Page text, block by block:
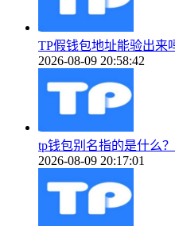
TP假钱包地址能验出来
2026-08-09 20:58:42
tp钱包别名指的是什么
2026-08-09 20:17:01